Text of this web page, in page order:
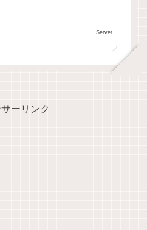
Server
ーリンク